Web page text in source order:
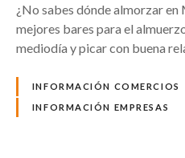
¿No sabes dónde almorzar
mejores bares para el
mediodía y picar con buena
INFORMACIÓN COMERCIOS
INFORMACIÓN EMPRESAS